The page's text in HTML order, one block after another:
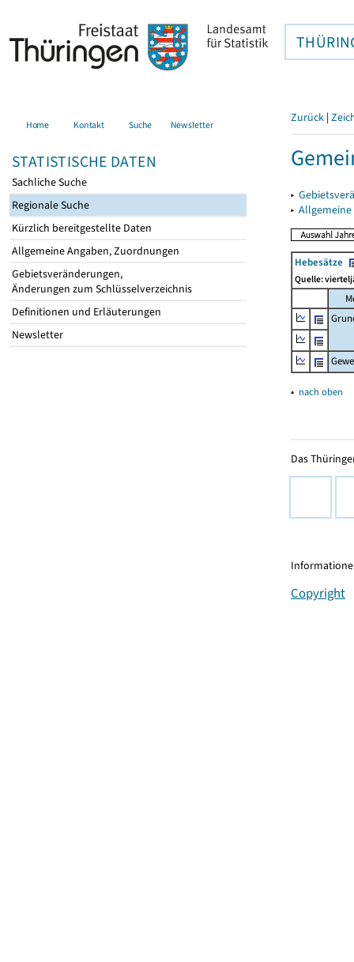
Home Kontakt Suche Newsletter
STATISTISCHE DATEN
Sachliche Suche
Regionale Suche
Kürzlich bereitgestellte Daten
Allgemeine Angaben, Zuordnungen
Gebietsveränderungen,
Änderungen zum Schlüsselverzeichnis
Definitionen und Erläuterungen
Newsletter
Zurück |
▸
▸
Hebesätze
Quelle:
▴ nach oben
Das
Copyright